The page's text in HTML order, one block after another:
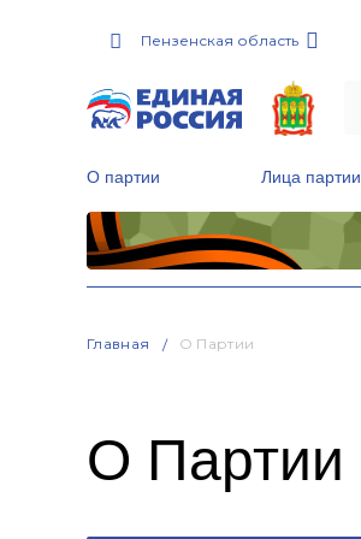
Пензенская область
О партии Лица партии
Главная О Партии
О Партии